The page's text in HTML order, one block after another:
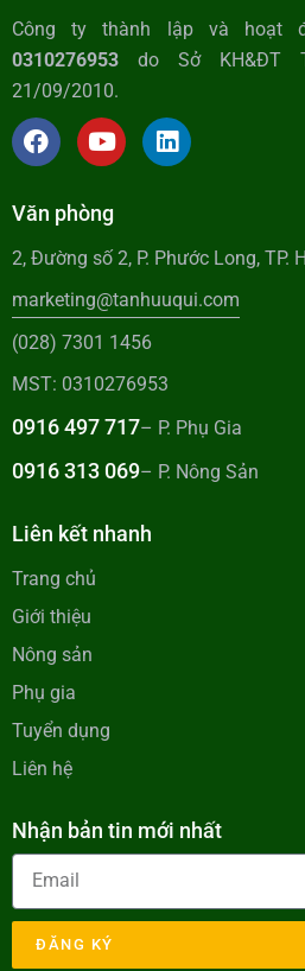
Công ty thành lập và hoạt
0310276953 do Sở KH&ĐT
21/09/2010.
Văn phòng
2, Đường số 2, P. Phước Long, TP.
marketing@tanhuuqui.com
(028) 7301 1456
MST: 0310276953
0916 497 717– P. Phụ Gia
0916 313 069– P. Nông Sản
Liên kết nhanh
Trang chủ
Giới thiệu
Nông sản
Phụ gia
Tuyển dụng
Liên hệ
Nhận bản tin mới nhất
ĐĂNG KÝ